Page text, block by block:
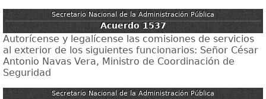
Secretario Nacional de la Administración Pública
Acuerdo 1537
Autorícense y legalícense las comisiones de servicios
al exterior de los siguientes funcionarios: Señor César
Antonio Navas Vera, Ministro de Coordinación de
Seguridad
Secretario Nacional de la Administración Pública